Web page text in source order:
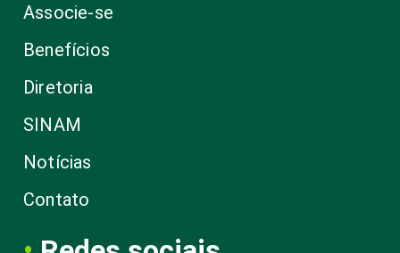
Associe-se
Benefícios
Diretoria
SINAM
Notícias
Contato